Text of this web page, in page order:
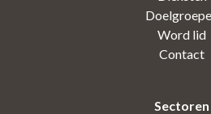
Word lid
Contact
Sectoren